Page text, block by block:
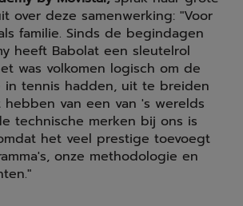
over deze samenwerking: "Voor
familie. Sinds de begindagen
heeft Babolat een sleutelrol
was volkomen logisch om de
in tennis hadden, uit te breiden
hebben van een van 's werelds
technische merken bij ons is
het veel prestige toevoegt
onze methodologie en